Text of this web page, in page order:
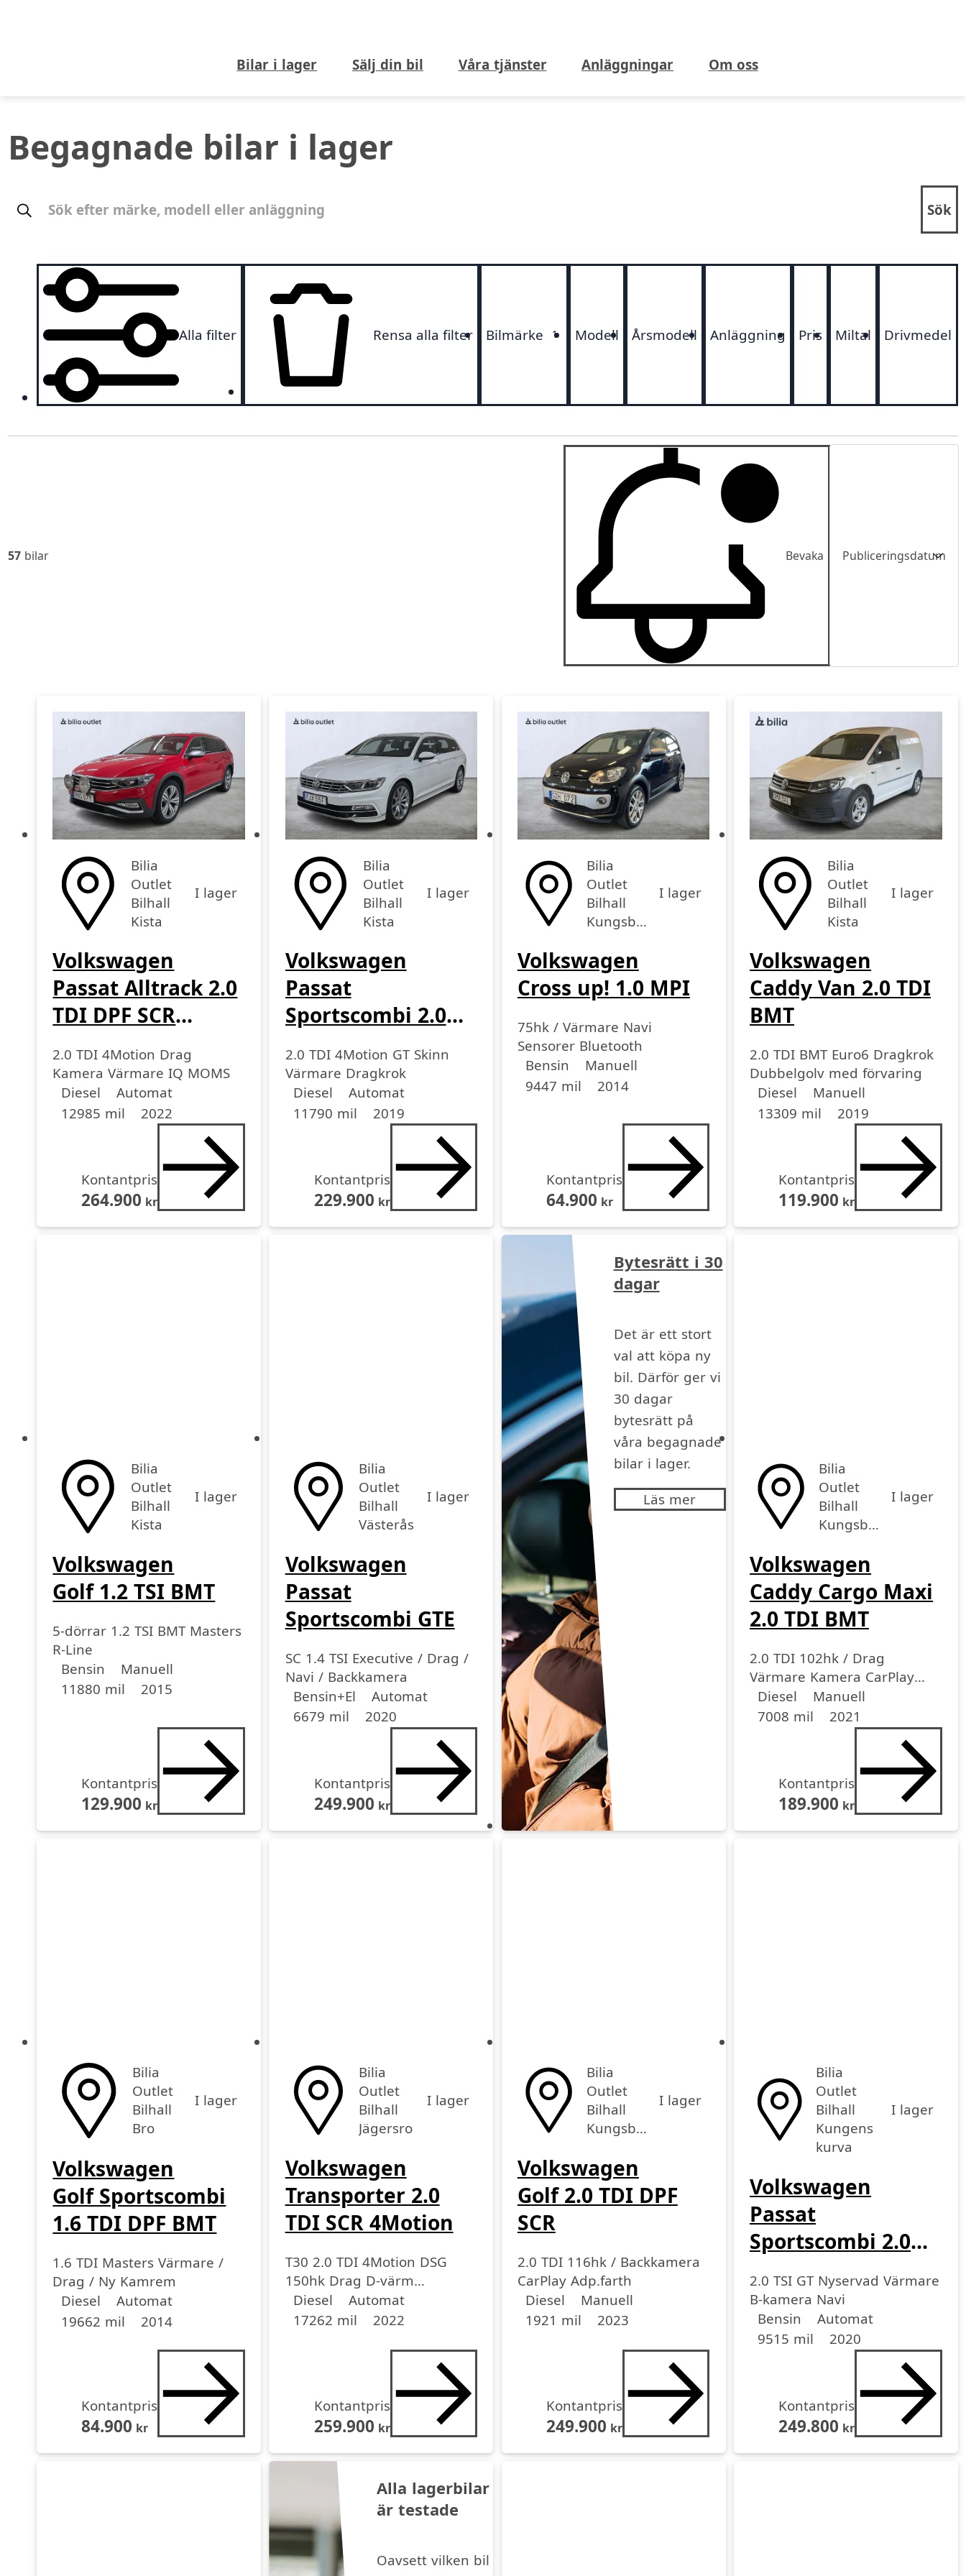
Bilar i lager Sälj din bil Våra tjänster Anläggningar Om oss
Begagnade bilar i lager
Sök
Alla filter Rensa alla filter Bilmärke 1 Modell Årsmodell Anläggning Pris Miltal Drivmedel
57 bilar Bevaka Publiceringsdatum
Pris
Pris fallande
Bilia
Outlet
Bilhall
Kista
I lager
Volkswagen
Passat Alltrack 2.0
TDI DPF SCR
4Motion
2.0 TDI 4Motion Drag
Kamera Värmare IQ MOMS
Drivmedel
Diesel
DrivmedelAutomat
Miltal
12985 mil
årsmodell
2022
Kontantpris
264.900 kr
Bilia
Outlet
Bilhall
Kista
I lager
Volkswagen
Passat
Sportscombi 2.0
TDI DPF SCR
4Motion
2.0 TDI 4Motion GT Skinn
Värmare Dragkrok
Drivmedel
Diesel
DrivmedelAutomat
Miltal
11790 mil
årsmodell
2019
Kontantpris
229.900 kr
Bilia
Outlet
Bilhall
Kungsbacka
I lager
Volkswagen
Cross up! 1.0 MPI
75hk / Värmare Navi
Sensorer Bluetooth
Drivmedel
Bensin
Drivmedel Manuell
Miltal
9447 mil
årsmodell
2014
Kontantpris
64.900 kr
Bilia
Outlet
Bilhall
Kista
I lager
Volkswagen
Caddy Van 2.0 TDI
BMT
2.0 TDI BMT Euro6 Dragkrok
Dubbelgolv med förvaring
Drivmedel
Diesel
DrivmedelManuell
Miltal
13309 mil
årsmodell
2019
Kontantpris
119.900 kr
Bilia
Outlet
Bilhall
Kista
I lager
Volkswagen
Golf 1.2 TSI BMT
5-dörrar 1.2 TSI BMT Masters
R-Line
Drivmedel
Bensin
Drivmedel Manuell
Miltal
11880 mil
årsmodell
2015
Kontantpris
129.900 kr
Bilia
Outlet
Bilhall
Västerås
I lager
Volkswagen
Passat
Sportscombi GTE
SC 1.4 TSI Executive / Drag /
Navi / Backkamera
Drivmedel
Bensin+El
Drivmedel Automat
Miltal
6679 mil
årsmodell
2020
Kontantpris
249.900 kr
Bytesrätt i 30
dagar
Det är ett stort
val att köpa ny
bil. Därför ger vi
30 dagar
bytesrätt på
våra begagnade
bilar i lager.
Läs mer
Bilia
Outlet
Bilhall
Kungsbacka
I lager
Volkswagen
Caddy Cargo Maxi
2.0 TDI BMT
2.0 TDI 102hk / Drag
Värmare Kamera CarPlay
MOM
Drivmedel
Diesel
DrivmedelManuell
Miltal
7008 mil
årsmodell
2021
Kontantpris
189.900 kr
Bilia
Outlet
Bilhall
Bro
I lager
Volkswagen
Golf Sportscombi
1.6 TDI DPF BMT
1.6 TDI Masters Värmare /
Drag / Ny Kamrem
Drivmedel
Diesel
DrivmedelAutomat
Miltal
19662 mil
årsmodell
2014
Kontantpris
84.900 kr
Bilia
Outlet
Bilhall
Jägersro
I lager
Volkswagen
Transporter 2.0
TDI SCR 4Motion
T30 2.0 TDI 4Motion DSG
150hk Drag D-värm
Backkamera
Drivmedel
Diesel
DrivmedelAutomat
Miltal
17262 mil
årsmodell
2022
Kontantpris
259.900 kr
Bilia
Outlet
Bilhall
Kungsbacka
I lager
Volkswagen
Golf 2.0 TDI DPF
SCR
2.0 TDI 116hk / Backkamera
CarPlay Adp.farth
Drivmedel
Diesel
DrivmedelManuell
Miltal
1921 mil
årsmodell
2023
Kontantpris
249.900 kr
Bilia
Outlet
Bilhall
Kungens
kurva
I lager
Volkswagen
Passat
Sportscombi 2.0
2.0 TSI GT Nyservad Värmare
B-kamera Navi
Drivmedel
Bensin
Drivmedel Automat
Miltal
9515 mil
årsmodell
2020
Kontantpris
249.800 kr
Alla lagerbilar
är testade
Oavsett vilken bil